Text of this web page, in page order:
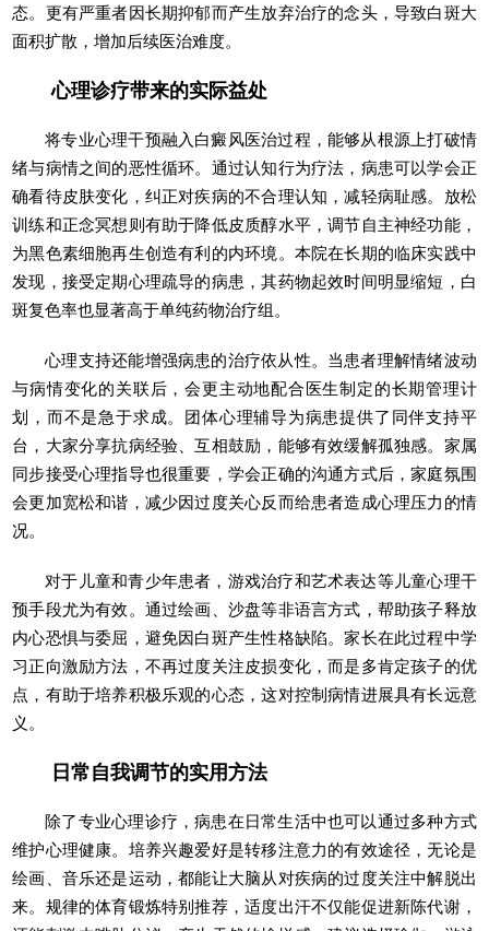
态。更有严重者因长期抑郁而产生放弃治疗的念头，导致白斑大
面积扩散，增加后续医治难度。
心理诊疗带来的实际益处
将专业心理干预融入白癜风医治过程，能够从根源上打破情
绪与病情之间的恶性循环。通过认知行为疗法，病患可以学会正
确看待皮肤变化，纠正对疾病的不合理认知，减轻病耻感。放松
训练和正念冥想则有助于降低皮质醇水平，调节自主神经功能，
为黑色素细胞再生创造有利的内环境。本院在长期的临床实践中
发现，接受定期心理疏导的病患，其药物起效时间明显缩短，白
斑复色率也显著高于单纯药物治疗组。
心理支持还能增强病患的治疗依从性。当患者理解情绪波动
与病情变化的关联后，会更主动地配合医生制定的长期管理计
划，而不是急于求成。团体心理辅导为病患提供了同伴支持平
台，大家分享抗病经验、互相鼓励，能够有效缓解孤独感。家属
同步接受心理指导也很重要，学会正确的沟通方式后，家庭氛围
会更加宽松和谐，减少因过度关心反而给患者造成心理压力的情
况。
对于儿童和青少年患者，游戏治疗和艺术表达等儿童心理干
预手段尤为有效。通过绘画、沙盘等非语言方式，帮助孩子释放
内心恐惧与委屈，避免因白斑产生性格缺陷。家长在此过程中学
习正向激励方法，不再过度关注皮损变化，而是多肯定孩子的优
点，有助于培养积极乐观的心态，这对控制病情进展具有长远意
义。
日常自我调节的实用方法
除了专业心理诊疗，病患在日常生活中也可以通过多种方式
维护心理健康。培养兴趣爱好是转移注意力的有效途径，无论是
绘画、音乐还是运动，都能让大脑从对疾病的过度关注中解脱出
来。规律的体育锻炼特别推荐，适度出汗不仅能促进新陈代谢，